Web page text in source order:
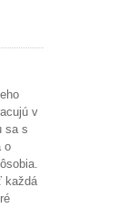
v
sa s
o
každá